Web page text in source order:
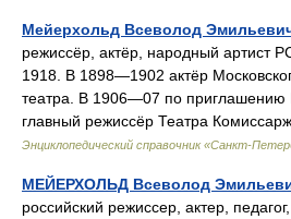
Мейерхольд Всеволод
режиссёр, актёр, народный
1918. В 1898—1902 актёр
театра. В 1906—07 по приглашению
главный режиссёр Театра
Энциклопедический справочник «Санкт-
МЕЙЕРХОЛЬД Всеволод
российский режиссер, актер,